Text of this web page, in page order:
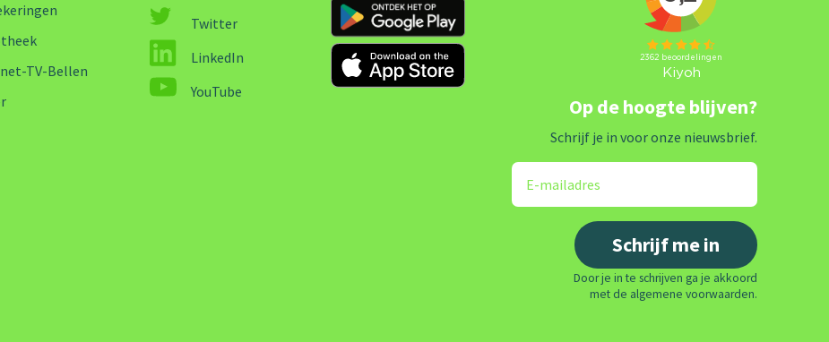
TV-Bellen
Twitter
LinkedIn
YouTube
Op de hoogte blijven?
Schrijf je in voor onze nieuwsbrief.
Door je in te schrijven ga je akkoord
met de algemene voorwaarden.